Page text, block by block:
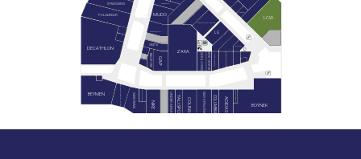
ADIDAS
B&G STORE BLACKSPADE
COLINS COLUMBIA
DECATHLON
GAGA PAGOS
GAP
GRATIS
HEMINGTON
JACK & JONES
KARACA ZÜCCACİYE
LG
MAVİ (YENİLENİYOR)
MIELE
MİNY CENTER
MUDO
NIKE
PAN BOOKSTORE & CAFE
PULL&BEAR
REEMA
SNEAKS UP
STRADIVARIUS
UNDER ARMOUR
VAKKORAMA
WATSONS
YALI SPOR
LCW
BEYMEN
ZARA
BOYNER